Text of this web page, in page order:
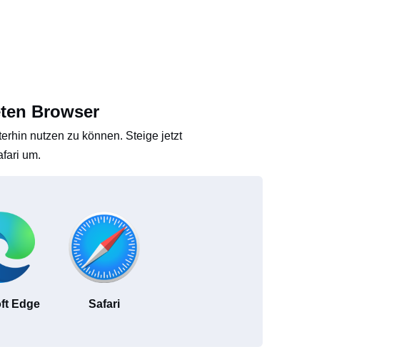
Browser
nutzen zu können. Steige jetzt
um.
Edge Safari